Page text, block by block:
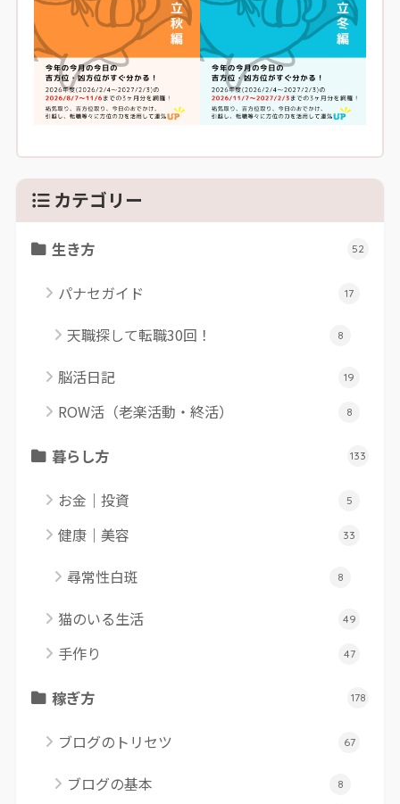
カテゴリー
生き方 52
パナセガイド 17
天職探して転職30回！ 8
脳活日記 19
ROW活（老楽活動・終活） 8
暮らし方 133
お金｜投資 5
健康｜美容 33
尋常性白斑 8
猫のいる生活 49
手作り 47
稼ぎ方 178
ブログのトリセツ 67
ブログの基本 8